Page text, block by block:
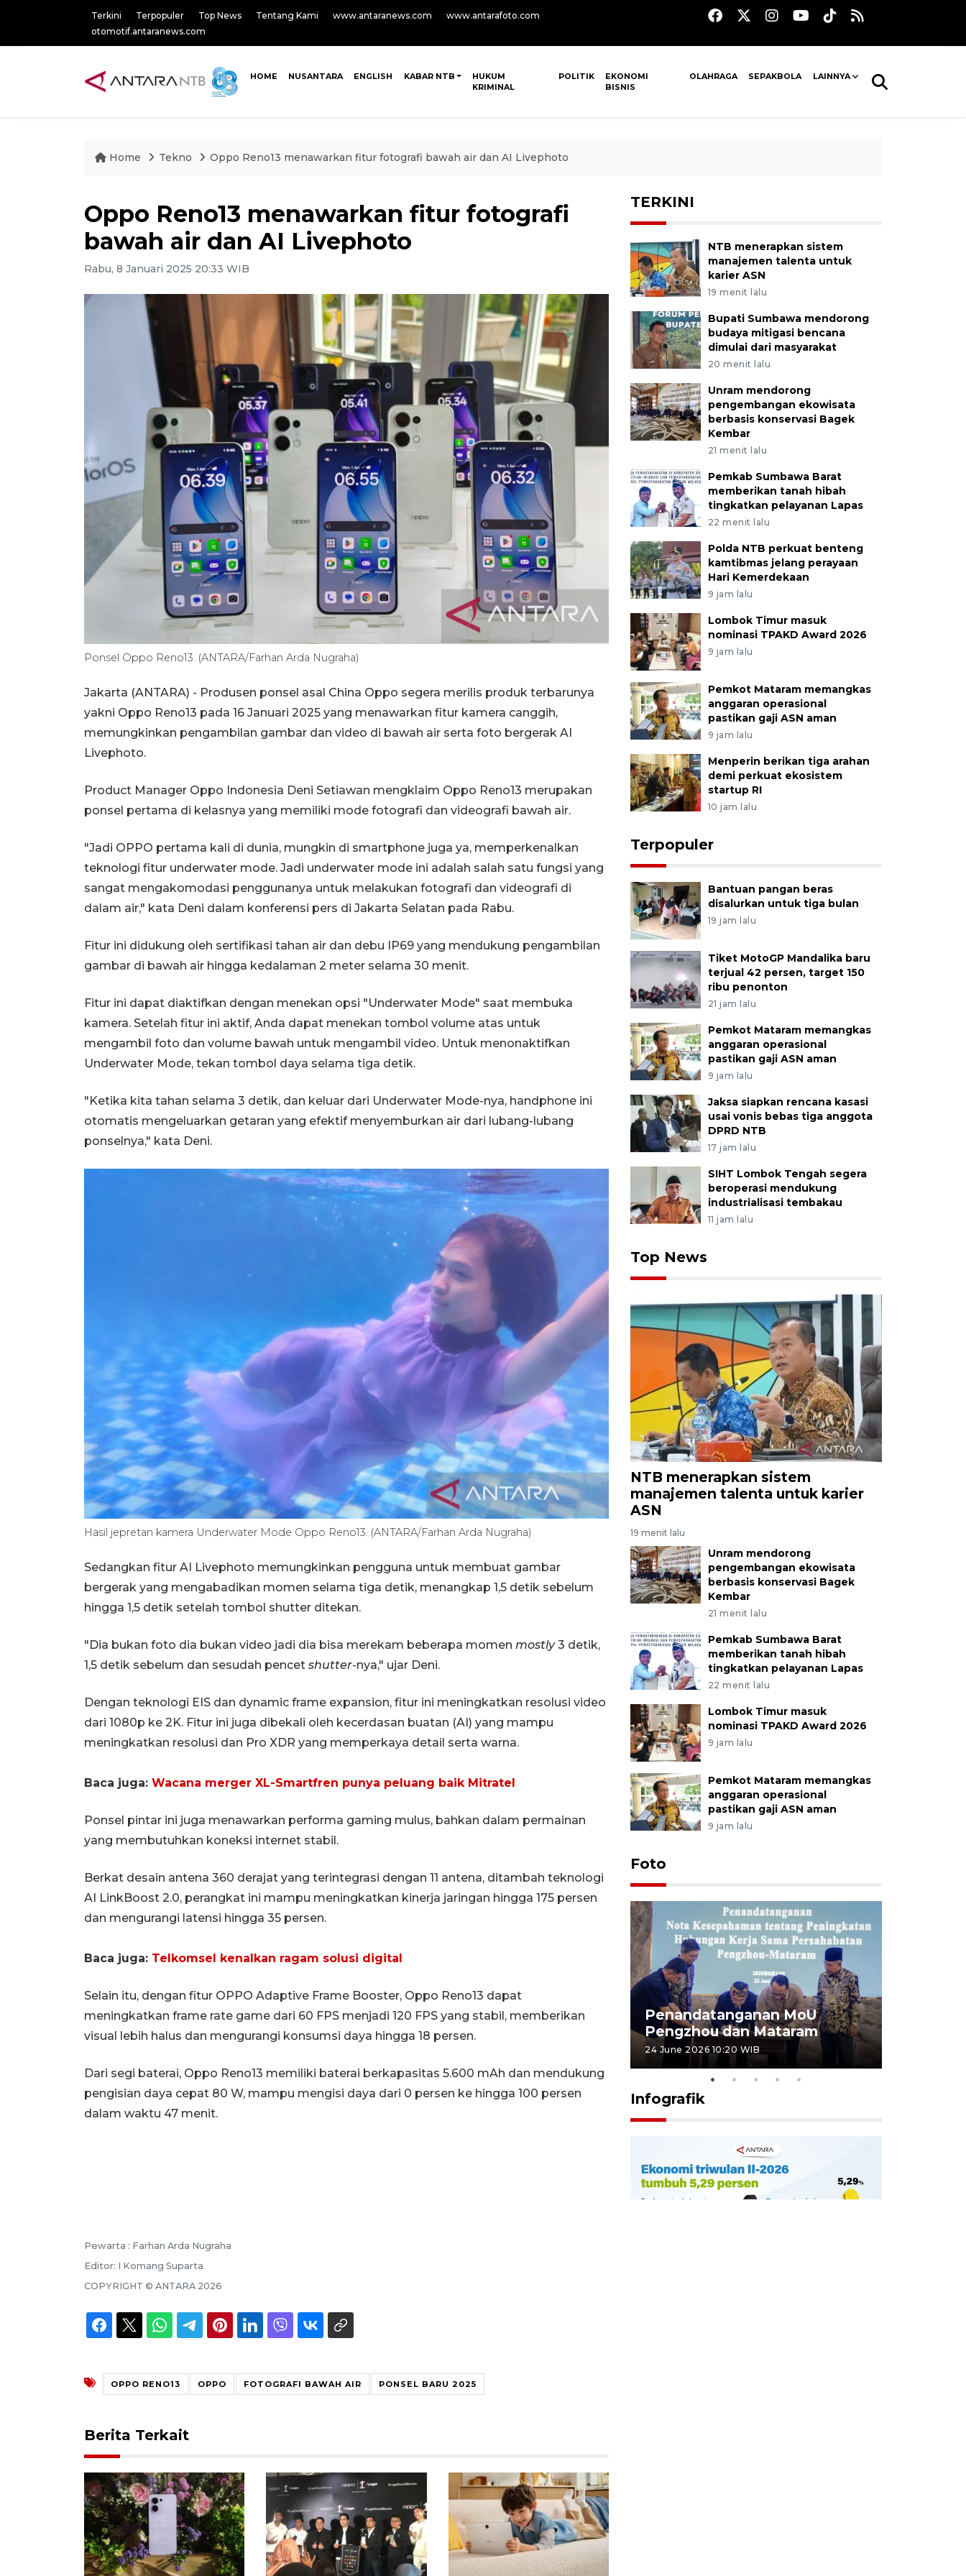
Terkini Terpopuler Top News Tentang Kami www.antaranews.com
www.antarafoto.com
otomotif.antaranews.com
HOME NUSANTARA ENGLISH KABAR NTB
HUKUM
KRIMINAL
POLITIK
EKONOMI
BISNIS
OLAHRAGA SEPAKBOLA LAINNYA
Home Tekno Oppo Reno13 menawarkan fitur fotografi bawah air dan AI Livephoto
Oppo Reno13 menawarkan fitur fotografi
bawah air dan AI Livephoto
Rabu, 8 Januari 2025 20:33 WIB
Ponsel Oppo Reno13. (ANTARA/Farhan Arda Nugraha)
Jakarta (ANTARA) - Produsen ponsel asal China Oppo segera merilis produk terbarunya
yakni Oppo Reno13 pada 16 Januari 2025 yang menawarkan fitur kamera canggih,
memungkinkan pengambilan gambar dan video di bawah air serta foto bergerak AI
Livephoto.
Product Manager Oppo Indonesia Deni Setiawan mengklaim Oppo Reno13 merupakan
ponsel pertama di kelasnya yang memiliki mode fotografi dan videografi bawah air.
"Jadi OPPO pertama kali di dunia, mungkin di smartphone juga ya, memperkenalkan
teknologi fitur underwater mode. Jadi underwater mode ini adalah salah satu fungsi yang
sangat mengakomodasi penggunanya untuk melakukan fotografi dan videografi di
dalam air," kata Deni dalam konferensi pers di Jakarta Selatan pada Rabu.
Fitur ini didukung oleh sertifikasi tahan air dan debu IP69 yang mendukung pengambilan
gambar di bawah air hingga kedalaman 2 meter selama 30 menit.
Fitur ini dapat diaktifkan dengan menekan opsi "Underwater Mode" saat membuka
kamera. Setelah fitur ini aktif, Anda dapat menekan tombol volume atas untuk
mengambil foto dan volume bawah untuk mengambil video. Untuk menonaktifkan
Underwater Mode, tekan tombol daya selama tiga detik.
"Ketika kita tahan selama 3 detik, dan keluar dari Underwater Mode-nya, handphone ini
otomatis mengeluarkan getaran yang efektif menyemburkan air dari lubang-lubang
ponselnya," kata Deni.
Hasil jepretan kamera Underwater Mode Oppo Reno13. (ANTARA/Farhan Arda Nugraha)
Sedangkan fitur AI Livephoto memungkinkan pengguna untuk membuat gambar
bergerak yang mengabadikan momen selama tiga detik, menangkap 1,5 detik sebelum
hingga 1,5 detik setelah tombol shutter ditekan.
"Dia bukan foto dia bukan video jadi dia bisa merekam beberapa momen mostly3 detik,
1,5 detik sebelum dan sesudah pencet shutter-nya," ujar Deni.
Dengan teknologi EIS dan dynamic frame expansion, fitur ini meningkatkan resolusi video
dari 1080p ke 2K. Fitur ini juga dibekali oleh kecerdasan buatan (AI) yang mampu
meningkatkan resolusi dan Pro XDR yang memperkaya detail serta warna.
Baca juga: Wacana merger XL-Smartfren punya peluang baik Mitratel
Ponsel pintar ini juga menawarkan performa gaming mulus, bahkan dalam permainan
yang membutuhkan koneksi internet stabil.
Berkat desain antena 360 derajat yang terintegrasi dengan 11 antena, ditambah teknologi
AI LinkBoost 2.0, perangkat ini mampu meningkatkan kinerja jaringan hingga 175 persen
dan mengurangi latensi hingga 35 persen.
Baca juga: Telkomsel kenalkan ragam solusi digital
Selain itu, dengan fitur OPPO Adaptive Frame Booster, Oppo Reno13 dapat
meningkatkan frame rate game dari 60 FPS menjadi 120 FPS yang stabil, memberikan
visual lebih halus dan mengurangi konsumsi daya hingga 18 persen.
Dari segi baterai, Oppo Reno13 memiliki baterai berkapasitas 5.600 mAh dan mendukung
pengisian daya cepat 80 W, mampu mengisi daya dari 0 persen ke hingga 100 persen
dalam waktu 47 menit.
Pewarta : Farhan Arda Nugraha
Editor: I Komang Suparta
COPYRIGHT © ANTARA 2026
OPPO RENO13 OPPO FOTOGRAFI BAWAH AIR PONSEL BARU 2025
Berita Terkait
TERKINI
NTB menerapkan sistem
manajemen talenta untuk
karier ASN
19 menit lalu
Bupati Sumbawa mendorong
budaya mitigasi bencana
dimulai dari masyarakat
20 menit lalu
Unram mendorong
pengembangan ekowisata
berbasis konservasi Bagek
Kembar
21 menit lalu
Pemkab Sumbawa Barat
memberikan tanah hibah
tingkatkan pelayanan Lapas
22 menit lalu
Polda NTB perkuat benteng
kamtibmas jelang perayaan
Hari Kemerdekaan
9 jam lalu
Lombok Timur masuk
nominasi TPAKD Award 2026
9 jam lalu
Pemkot Mataram memangkas
anggaran operasional
pastikan gaji ASN aman
9 jam lalu
Menperin berikan tiga arahan
demi perkuat ekosistem
startup RI
10 jam lalu
Terpopuler
Bantuan pangan beras
disalurkan untuk tiga bulan
19 jam lalu
Tiket MotoGP Mandalika baru
terjual 42 persen, target 150
ribu penonton
21 jam lalu
Pemkot Mataram memangkas
anggaran operasional
pastikan gaji ASN aman
9 jam lalu
Jaksa siapkan rencana kasasi
usai vonis bebas tiga anggota
DPRD NTB
17 jam lalu
SIHT Lombok Tengah segera
beroperasi mendukung
industrialisasi tembakau
11 jam lalu
Top News
NTB menerapkan sistem
manajemen talenta untuk karier
ASN
19 menit lalu
Unram mendorong
pengembangan ekowisata
berbasis konservasi Bagek
Kembar
21 menit lalu
Pemkab Sumbawa Barat
memberikan tanah hibah
tingkatkan pelayanan Lapas
22 menit lalu
Lombok Timur masuk
nominasi TPAKD Award 2026
9 jam lalu
Pemkot Mataram memangkas
anggaran operasional
pastikan gaji ASN aman
9 jam lalu
Foto
Sidang putusan terdakwa
pembunuhan Brigadir Nurhadi
Penandatanganan MoU
Pengzhou dan Mataram
24 June 2026 10:20 WIB
Infografik
Memberantas kejahatan
jalanan Jakarta